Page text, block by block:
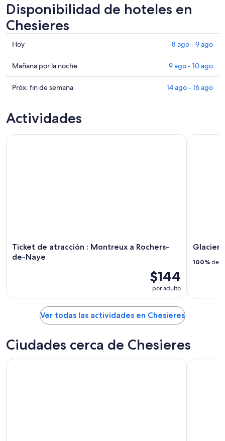
Disponibilidad de hoteles en
Chesieres
Consultar
precios
en
Chesieres
para
ago
Hoy 8 ago - 9 ago
Consultar
precios
en
mañana
Mañana por la noche 9 ago - 10 ago
Consultar
Chesieres
Próx. fin de semana 14 ago - 16 ago
Actividades
Ticket de atracción : Montreux a Rochers-
de-Naye
$144
por adulto
Ticket de atracción : Montreux a Rochers-de-Naye
Glacier
100% de
Glacier
Ver todas las actividades en Chesieres
Ciudades cerca de Chesieres